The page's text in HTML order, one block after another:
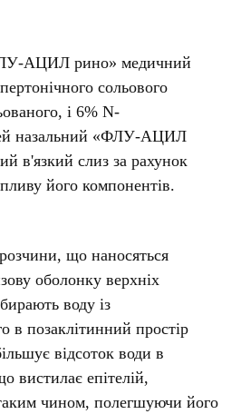
АЦИЛ рино» медичний
сольового
і 6% N-
назальний «ФЛУ-АЦИЛ
в'язкий слиз за рахунок
його компонентів.
розчини, що наносяться
оболонку верхніх
воду із
в позаклітинний простір
відсоток води в
вистилає епітелій,
чином, полегшуючи його